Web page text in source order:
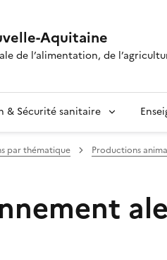
Aquitaine
de l’alimentation, de
& Sécurité sanitaire
par thématique Productions